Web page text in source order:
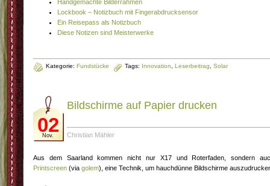
Handgemachte Bilderrahmen
Lockbook – Notizbuch mit Fingerabdrucksensor
Ein Reisepass als Notizbuch
Diese Notizen sind Meisterwerke
Kategorie: Fundstücke Tags: Innovation Leserbeitrag Solar
02
Nov.
Bildschirme auf Papier drucken
Christian Mähler
Aus dem Saarland kommen nicht nur X17 und Roterfaden, sondern
Printscreen (via golem), eine Technik, um hauchdünne Bildschirme